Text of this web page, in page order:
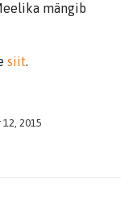
mängib
siit.
2015